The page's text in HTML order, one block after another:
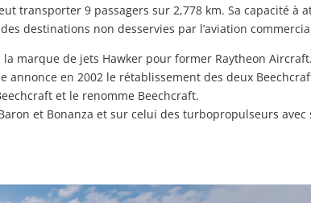
transporter 9 passagers sur 2,778 km. Sa capacité à
destinations non desservies par l’aviation
marque de jets Hawker pour former Raytheon
en 2002 le rétablissement des deux
et le renomme Beechcraft.
et Bonanza et sur celui des turbopropulseurs avec